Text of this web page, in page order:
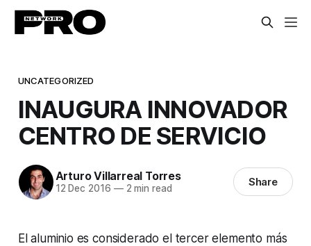
UNCATEGORIZED
INAUGURA INNOVADOR
CENTRO DE SERVICIO
Arturo Villarreal Torres
12 Dec 2016 —2 min read Share
El aluminio es considerado el tercer elemento más